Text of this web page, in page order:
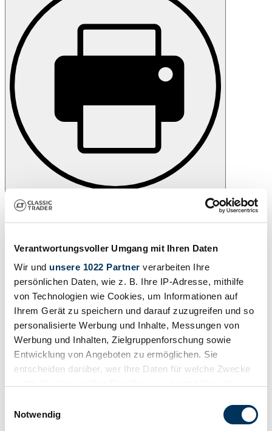
Verantwortungsvoller Umgang mit Ihren Daten
Wir und unsere 1022 Partner verarbeiten Ihre
persönlichen Daten, wie z. B. Ihre IP-Adresse, mithilfe
von Technologien wie Cookies, um Informationen auf
Ihrem Gerät zu speichern und darauf zuzugreifen und so
personalisierte Werbung und Inhalte, Messungen von
Werbung und Inhalten, Zielgruppenforschung sowie
Entwicklung von Angeboten zu ermöglichen. Sie
entscheiden darüber, wer Ihre Daten für welche Zwecke
Trigger Symbol ändern oder widerrufen
Notwendig